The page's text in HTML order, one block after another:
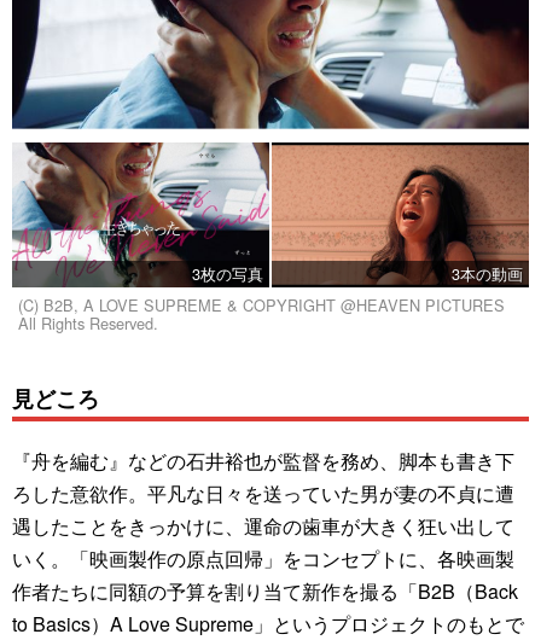
3枚の写真
3本の動画
(C) B2B, A LOVE SUPREME & COPYRIGHT @HEAVEN PICTURES
All Rights Reserved.
見どころ
『舟を編む』などの石井裕也が監督を務め、脚本も書き下
ろした意欲作。平凡な日々を送っていた男が妻の不貞に遭
遇したことをきっかけに、運命の歯車が大きく狂い出して
いく。「映画製作の原点回帰」をコンセプトに、各映画製
作者たちに同額の予算を割り当て新作を撮る「B2B（Back
to Basics）A Love Supreme」というプロジェクトのもとで